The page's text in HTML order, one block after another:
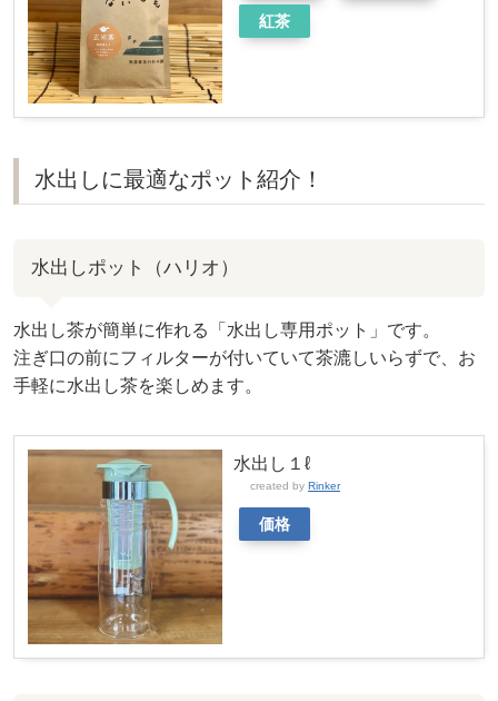
紅茶
水出しに最適なポット紹介！
水出しポット（ハリオ）
水出し茶が簡単に作れる「水出し専用ポット」です。
注ぎ口の前にフィルターが付いていて茶漉しいらずで、お
手軽に水出し茶を楽しめます。
水出し１ℓ
created by Rinker
価格